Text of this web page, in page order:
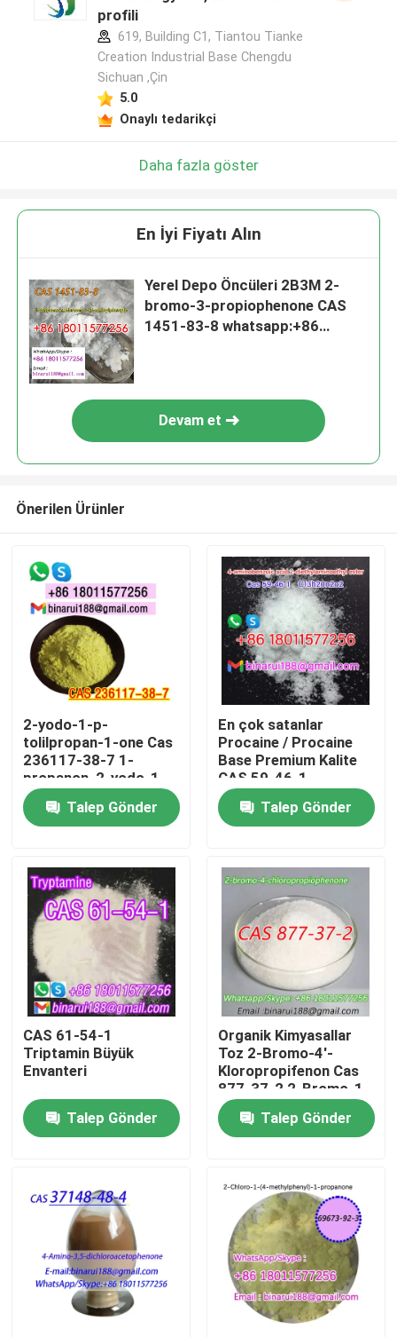
Evde
Ürün
Videolar
Hakkımızda
Fabrika turu
Kalite kontrol
Günlük Kimyasal Hammaddeler
Organik olmayan kimyasallar ham madde
profili
619, Building C1, Tiantou Tianke
Creation Industrial Base Chengdu
Sichuan ,Çin
5.0
Onaylı tedarikçi
Daha fazla göster
En İyi Fiyatı Alın
Yerel Depo Öncüleri 2B3M 2-
bromo-3-propiophenone CAS
1451-83-8 whatsapp:+86
Devam et
Önerilen Ürünler
2-yodo-1-p-
tolilpropan-1-one Cas
236117-38-7 1-
propanon, 2-yodo-1-
((4-metilfenil) -
Talep Gönder
En çok satanlar
Procaine / Procaine
Base Premium Kalite
CAS 59-46-1
Talep Gönder
CAS 61-54-1
Triptamin Büyük
Envanteri
Talep Gönder
Organik Kimyasallar
Toz 2-Bromo-4'-
Kloropropifenon Cas
877-37-2 2-Bromo-1-
((4-klorofenil) propan-
1-on
Talep Gönder